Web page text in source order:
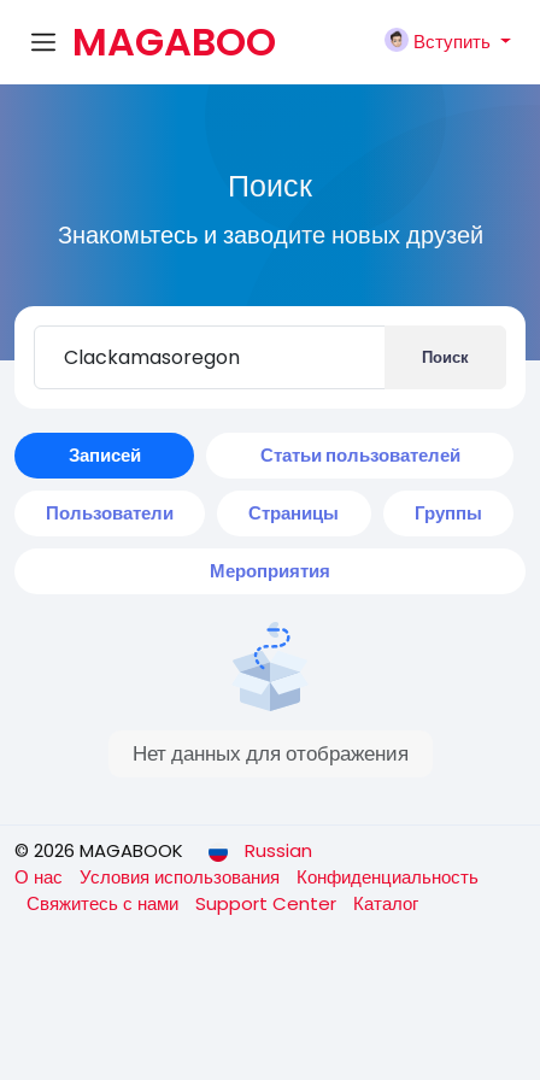
MAGABOO
Вступить
Поиск
Знакомьтесь и заводите новых друзей
Поиск
Записей Статьи пользователей
Пользователи Страницы Группы
Мероприятия
Нет данных для отображения
© 2026 MAGABOOK
Russian
О нас
Условия использования
Конфиденциальность
Свяжитесь с нами
Support Center Каталог